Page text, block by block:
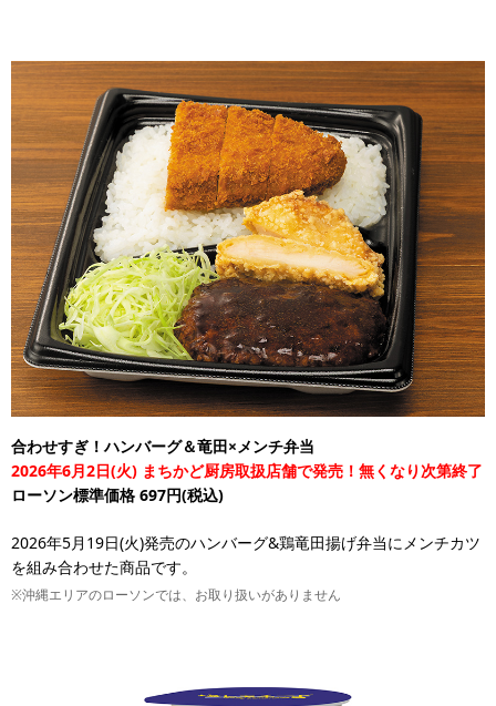
合わせすぎ！ハンバーグ＆竜田×メンチ弁当
2026年6月2日(火) まちかど厨房取扱店舗で発売！無くなり次第終了
ローソン標準価格 697円(税込)
2026年5月19日(火)発売のハンバーグ&鶏竜田揚げ弁当にメンチカツ
を組み合わせた商品です。
※沖縄エリアのローソンでは、お取り扱いがありません